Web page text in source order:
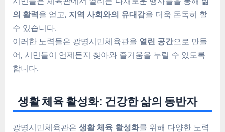
의 활력을 얻고, 지역 사회와의 유대감을 더욱 돈독히 할
수 있습니다.
이러한 노력들은 광명시민체육관을 열린 공간으로 만들
어, 시민들이 언제든지 찾아와 즐거움을 누릴 수 있도록
합니다.
생활 체육 활성화: 건강한 삶의 동반자
광명시민체육관은생활 체육 활성화를 위해 다양한 노력